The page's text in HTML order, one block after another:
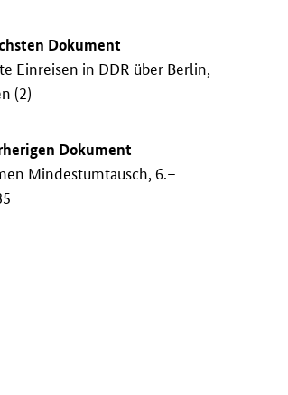
Dokument
Einreisen in DDR über Berlin,
(2)
Dokument
Mindestumtausch, 6.–